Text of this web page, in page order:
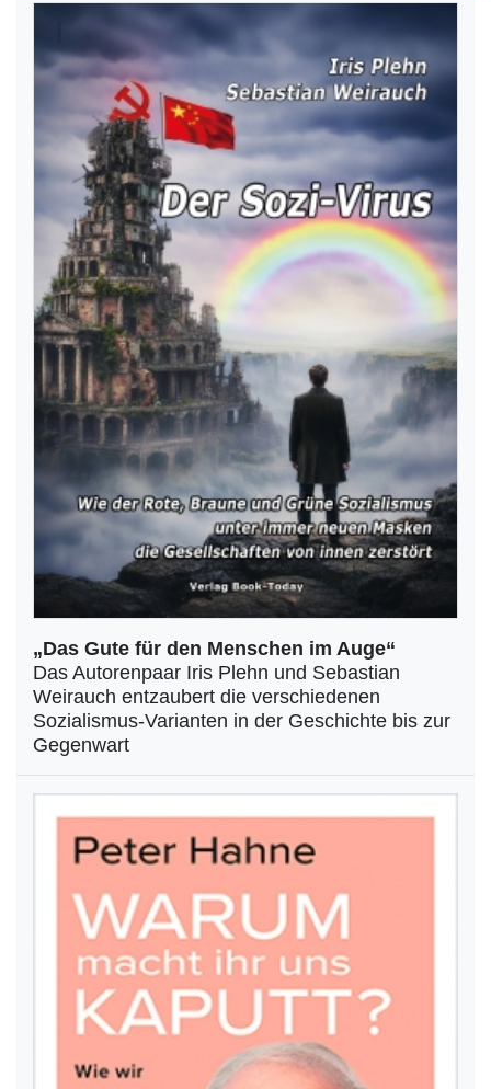
„Das Gute für den Menschen im Auge“
Das Autorenpaar Iris Plehn und Sebastian
Weirauch entzaubert die verschiedenen
Sozialismus-Varianten in der Geschichte bis zur
Gegenwart